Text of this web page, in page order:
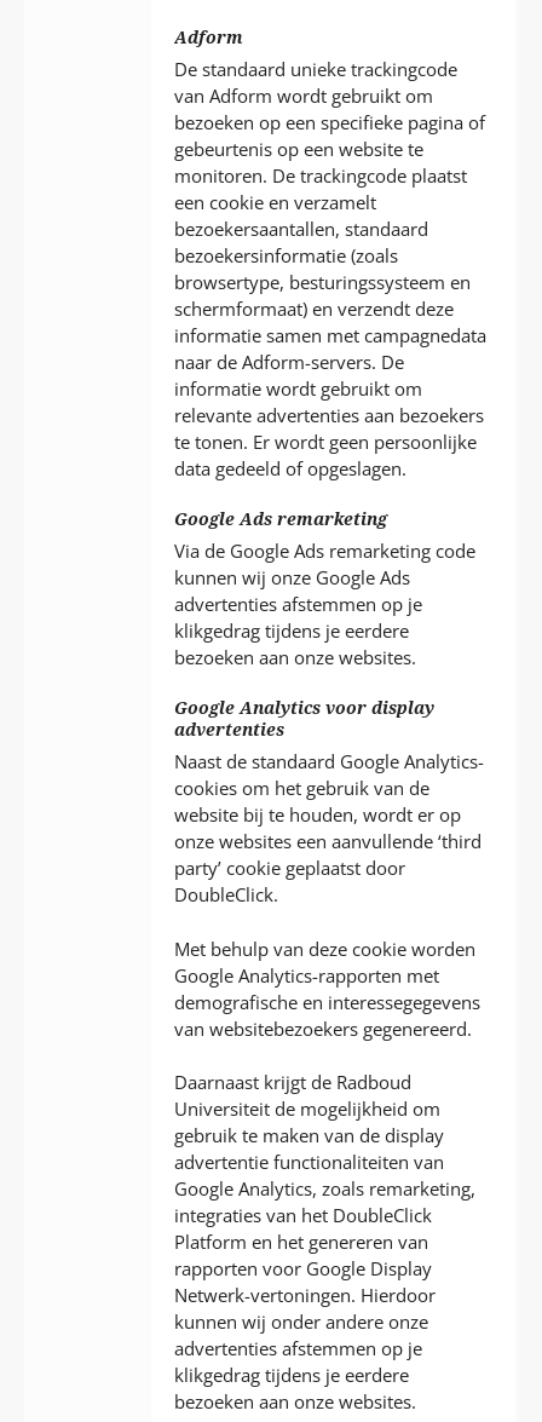
Adform
De standaard unieke trackingcode
van Adform wordt gebruikt om
bezoeken op een specifieke pagina of
gebeurtenis op een website te
monitoren. De trackingcode plaatst
een cookie en verzamelt
bezoekersaantallen, standaard
bezoekersinformatie (zoals
browsertype, besturingssysteem en
schermformaat) en verzendt deze
informatie samen met campagnedata
naar de Adform-servers. De
informatie wordt gebruikt om
relevante advertenties aan bezoekers
te tonen. Er wordt geen persoonlijke
data gedeeld of opgeslagen.
Google Ads remarketing
Via de Google Ads remarketing code
kunnen wij onze Google Ads
advertenties afstemmen op je
klikgedrag tijdens je eerdere
bezoeken aan onze websites.
Google Analytics voor display
advertenties
Naast de standaard Google Analytics-
cookies om het gebruik van de
website bij te houden, wordt er op
onze websites een aanvullende ‘third
party’ cookie geplaatst door
DoubleClick.
Met behulp van deze cookie worden
Google Analytics-rapporten met
demografische en interessegegevens
van websitebezoekers gegenereerd.
Daarnaast krijgt de Radboud
Universiteit de mogelijkheid om
gebruik te maken van de display
advertentie functionaliteiten van
Google Analytics, zoals remarketing,
integraties van het DoubleClick
Platform en het genereren van
rapporten voor Google Display
Netwerk-vertoningen. Hierdoor
kunnen wij onder andere onze
advertenties afstemmen op je
klikgedrag tijdens je eerdere
bezoeken aan onze websites.